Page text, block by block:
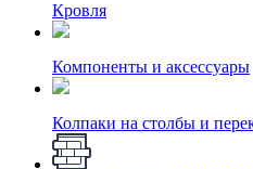
Кровля
Компоненты и аксессуары
Колпаки на столбы и